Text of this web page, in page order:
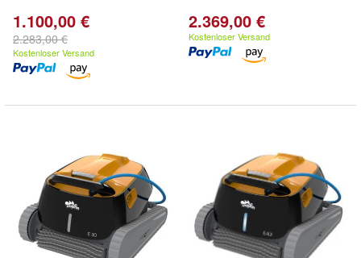
1.100,00 €
2.283,00 €
Kostenloser Versand
2.369,00 €
Kostenloser Versand